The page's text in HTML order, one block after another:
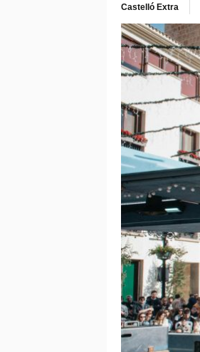
Castelló Extra